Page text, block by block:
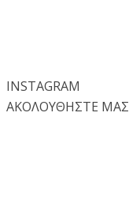
INSTAGRAM
ΑΚΟΛΟΥΘΗΣΤΕ ΜΑΣ